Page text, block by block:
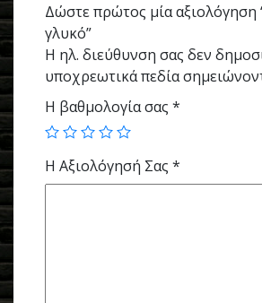
Δώστε πρώτος μία αξιολόγηση
γλυκό”
Η ηλ. διεύθυνση σας δεν
υποχρεωτικά πεδία
Η βαθμολογία σας *
Η Αξιολόγησή Σας *